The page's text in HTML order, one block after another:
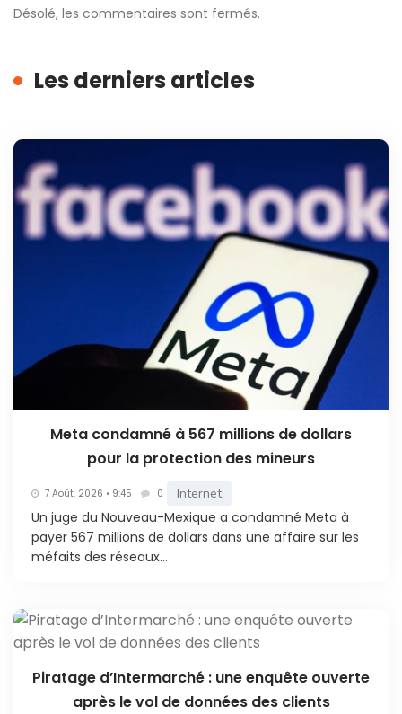
Désolé, les commentaires sont fermés.
Les derniers articles
Meta condamné à 567 millions de dollars
pour la protection des mineurs
7 Août. 2026 • 9:45 0 Internet
Un juge du Nouveau-Mexique a condamné Meta à
payer 567 millions de dollars dans une affaire sur les
méfaits des réseaux...
Piratage d’Intermarché : une enquête ouverte
après le vol de données des clients